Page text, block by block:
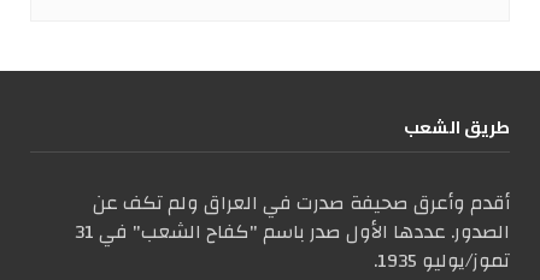
طریق الشعب
أقدم وأعرق صحيفة صدرت في العراق ولم تكف عن
الصدور. عددها الأول صدر باسم "كفاح الشعب" في 31
تموز/يوليو 1935.